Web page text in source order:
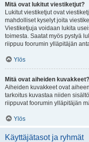
Mitä ovat lukitut viestiketjut?
Lukitut viestiketjut ovat
mahdolliset kyselyt joita
Viestiketjuja voidaan lukita
toimesta. Saatat myös pystyä
riippuu foorumin ylläpitäjän
Ylös
Mitä ovat aiheiden kuvakkeet?
Aiheiden kuvakkeet ovat
tarkoitus kuvastaa niiden
riippuvat foorumin ylläpitäjän
Ylös
Käyttäjätasot ja ryhmät